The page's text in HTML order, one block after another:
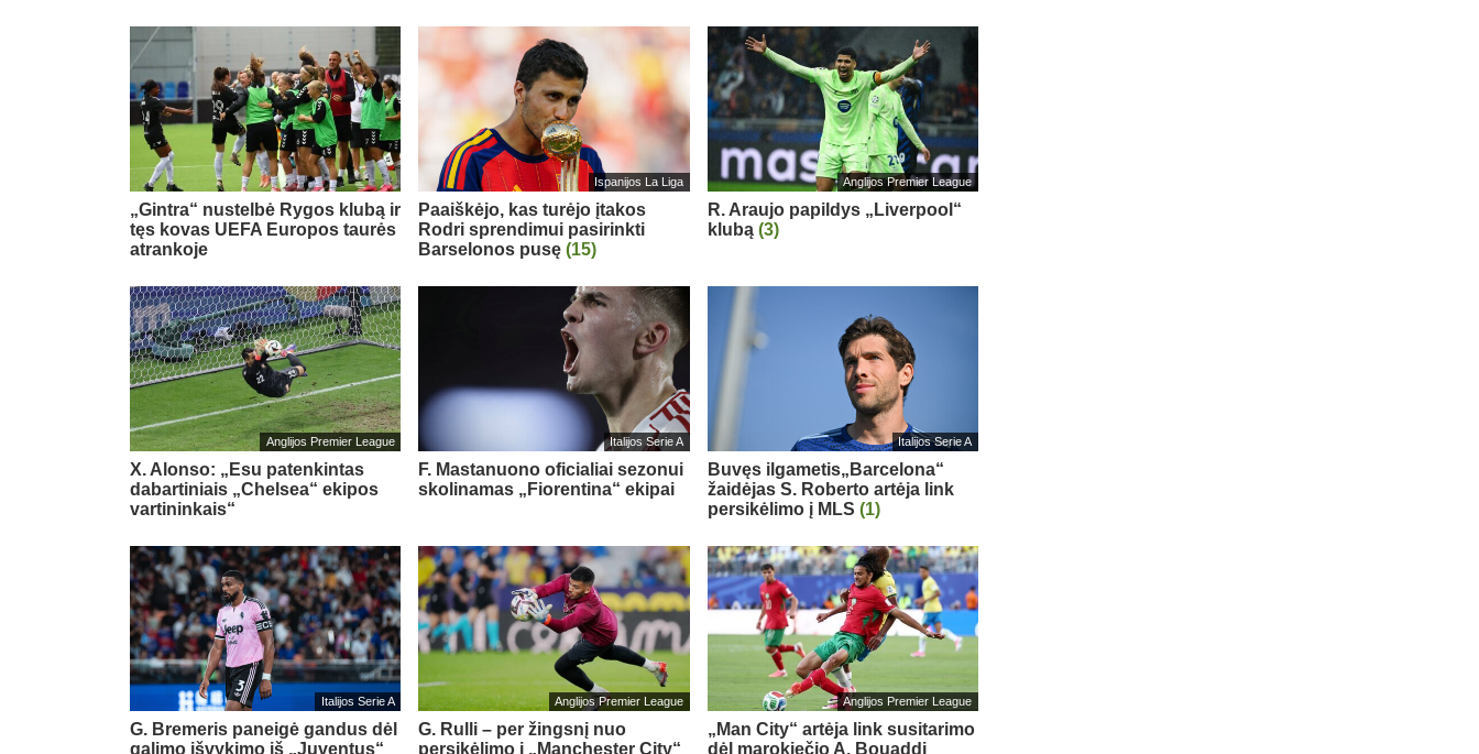
„Gintra“ nustelbė Rygos klubą ir
tęs kovas UEFA Europos taurės
atrankoje
Ispanijos La Liga
Paaiškėjo, kas turėjo įtakos
Rodri sprendimui pasirinkti
Barselonos pusę(15)
Anglijos Premier League
R. Araujo papildys „Liverpool“
klubą (3)
Anglijos Premier League
X. Alonso: „Esu patenkintas
dabartiniais „Chelsea“ ekipos
vartininkais“
Italijos Serie A
F. Mastanuono oficialiai sezonui
skolinamas „Fiorentina“ ekipai
Italijos Serie A
Buvęs ilgametis„Barcelona“
žaidėjas S. Roberto artėja link
persikėlimo į MLS (1)
Italijos Serie A
G. Bremeris paneigė gandus dėl
galimo išvykimo iš „Juventus“
Anglijos Premier League
G. Rulli – per žingsnį nuo
persikėlimo į „Manchester City“
Anglijos Premier League
„Man City“ artėja link susitarimo
dėl marokiečio A. Bouaddi